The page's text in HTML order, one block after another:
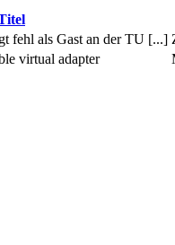
fehl als Gast an der TU [...]
virtual adapter